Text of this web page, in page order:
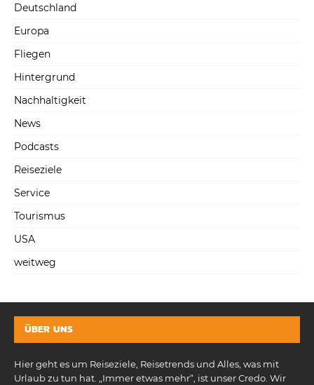
Deutschland
Europa
Fliegen
Hintergrund
Nachhaltigkeit
News
Podcasts
Reiseziele
Service
Tourismus
USA
weitweg
ÜBER UNS
Hier geht es um Reiseziele, Reisetrends und Alles, was mit
Urlaub zu tun hat. „Immer etwas mehr“, ist unser Credo. Wir